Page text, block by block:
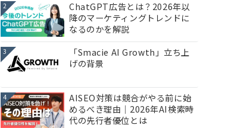
2
ChatGPT広告とは？2026年以
降のマーケティングトレンドに
なるのかを解説
3
「Smacie AI Growth」立ち上
げの背景
4
AISEO対策は競合がやる前に始
めるべき理由｜2026年AI検索時
代の先行者優位とは